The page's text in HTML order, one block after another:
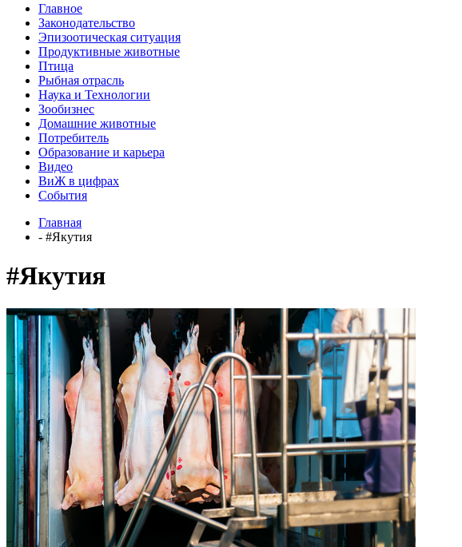
Главное
Законодательство
Эпизоотическая ситуация
Продуктивные животные
Птица
Рыбная отрасль
Наука и Технологии
Зообизнес
Домашние животные
Потребитель
Образование и карьера
Видео
ВиЖ в цифрах
События
Главная
- #Якутия
#Якутия